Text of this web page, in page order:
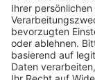
BFV-
Trainerbörse